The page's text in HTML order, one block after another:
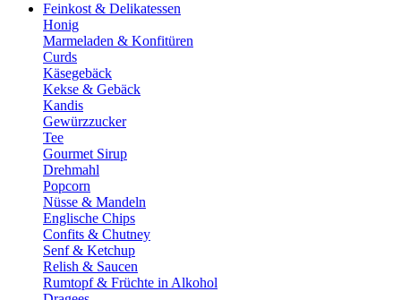
Feinkost & Delikatessen
Honig
Marmeladen & Konfitüren
Curds
Käsegebäck
Kekse & Gebäck
Kandis
Gewürzzucker
Tee
Gourmet Sirup
Drehmahl
Popcorn
Nüsse & Mandeln
Englische Chips
Confits & Chutney
Senf & Ketchup
Relish & Saucen
Rumtopf & Früchte in Alkohol